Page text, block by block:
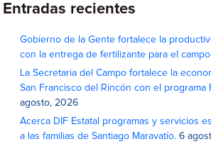
Entradas recientes
Gobierno de la Gente fortalece la
con la entrega de fertilizante para el campo
La Secretaria del Campo fortalece la
San Francisco del Rincón con el programa
agosto, 2026
Acerca DIF Estatal programas y servicios
a las familias de Santiago Maravatío. 6